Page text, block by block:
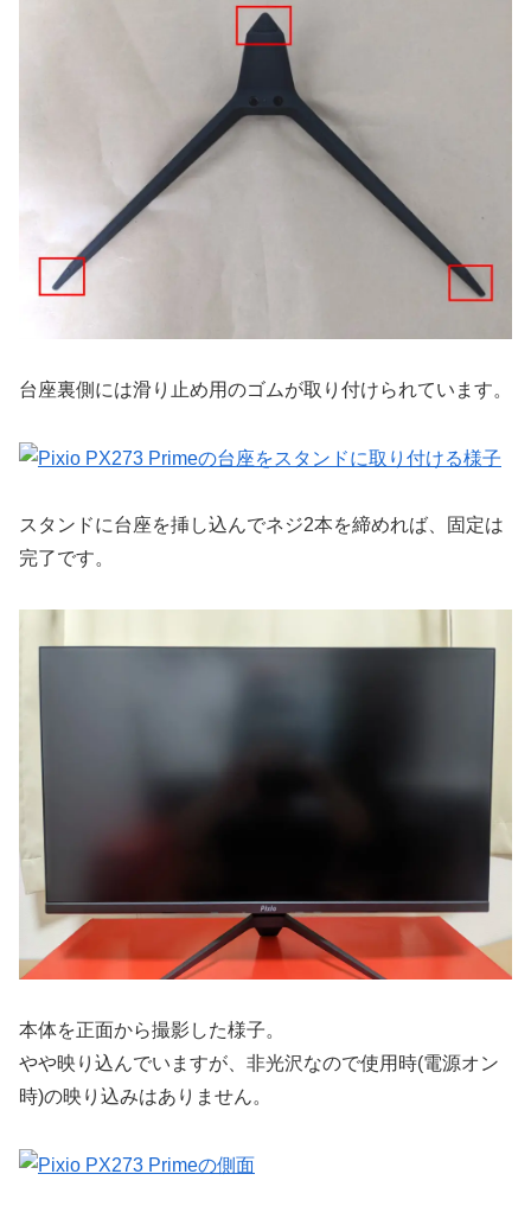
台座裏側には滑り止め用のゴムが取り付けられています。
スタンドに台座を挿し込んでネジ2本を締めれば、固定は
完了です。
本体を正面から撮影した様子。
やや映り込んでいますが、非光沢なので使用時(電源オン
時)の映り込みはありません。